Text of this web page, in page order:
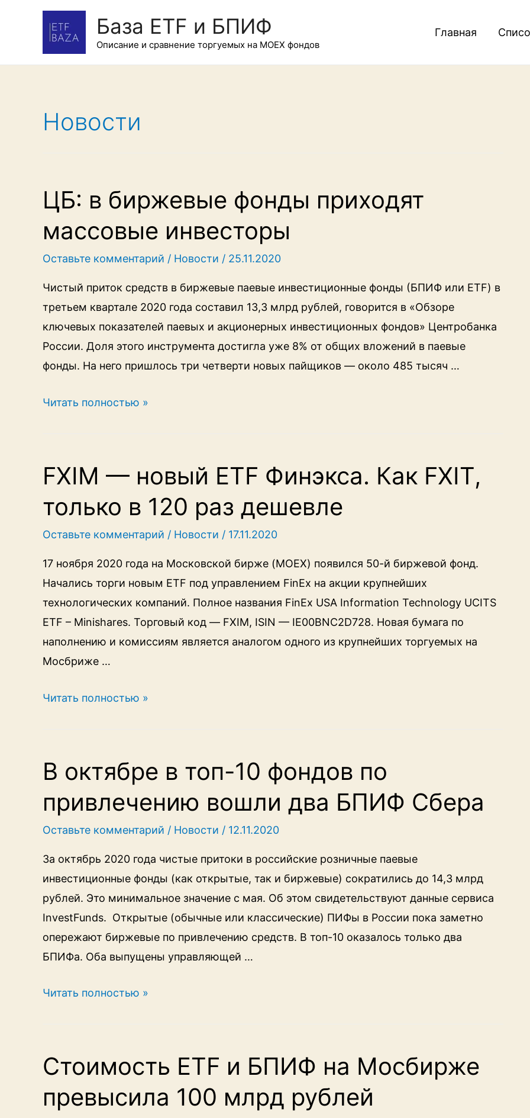
База ETF и БПИФ
Описание и сравнение торгуемых на MOEX фондов
Главная
Новости
ЦБ: в биржевые фонды приходят
массовые инвесторы
Оставьте комментарий / Новости / 25.11.2020
Чистый приток средств в биржевые паевые инвестиционные фонды (БПИФ или ETF) в
третьем квартале 2020 года составил 13,3 млрд рублей, говорится в «Обзоре
ключевых показателей паевых и акционерных инвестиционных фондов» Центробанка
России. Доля этого инструмента достигла уже 8% от общих вложений в паевые
фонды. На него пришлось три четверти новых пайщиков — около 485 тысяч …
ЦБ:
приходят
массовые
инвесторы
Читать полностью »
FXIM — новый ETF Финэкса. Как FXIT,
только в 120 раз дешевле
Оставьте комментарий / Новости / 17.11.2020
17 ноября 2020 года на Московской бирже (MOEX) появился 50-й биржевой фонд.
Начались торги новым ETF под управлением FinEx на акции крупнейших
технологических компаний. Полное названия FinEx USA Information Technology UCITS
ETF – Minishares. Торговый код — FXIM, ISIN — IE00BNC2D728. Новая бумага по
наполнению и комиссиям является аналогом одного из крупнейших торгуемых на
Мосбриже …
FXIM
Финэкса.
Как
FXIT,
только
в
раз
дешевле
Читать полностью »
В октябре в топ-10 фондов по
привлечению вошли два БПИФ Сбера
Оставьте комментарий / Новости / 12.11.2020
За октябрь 2020 года чистые притоки в российские розничные паевые
инвестиционные фонды (как открытые, так и биржевые) сократились до 14,3 млрд
рублей. Это минимальное значение с мая. Об этом свидетельствуют данные сервиса
InvestFunds. Открытые (обычные или классические) ПИФы в России пока заметно
опережают биржевые по привлечению средств. В топ-10 оказалось только два
БПИФа. Оба выпущены управляющей …
В
фондов
по
привлечению
Читать полностью »
Стоимость ETF и БПИФ на Мосбирже
превысила 100 млрд рублей